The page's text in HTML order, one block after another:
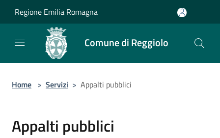
Regione Emilia Romagna
Comune di Reggiolo
Home > Servizi > Appalti pubblici
Appalti pubblici